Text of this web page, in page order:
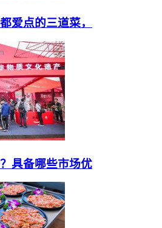
爱点的三道菜，
具备哪些市场优